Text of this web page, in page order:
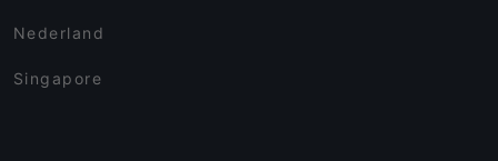
Nederland
Singapore